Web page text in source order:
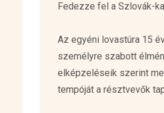
Fedezze fel a Szlovák-
Az egyéni lovastúra 15
személyre szabott
elképzeléseik szerint
tempóját a résztvevők